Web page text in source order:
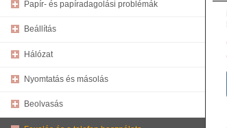
Papír- és papíradagolási problémák
Beállítás
Hálózat
Nyomtatás és másolás
Beolvasás